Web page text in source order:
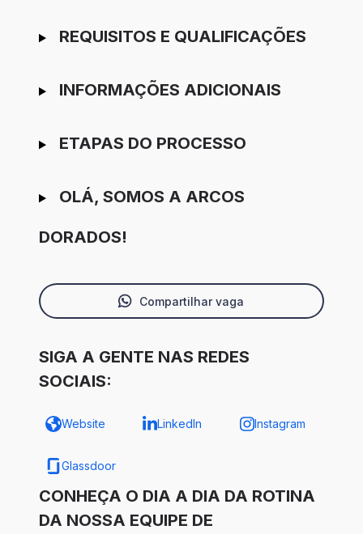
REQUISITOS E QUALIFICAÇÕES
INFORMAÇÕES ADICIONAIS
ETAPAS DO PROCESSO
OLÁ, SOMOS A ARCOS
DORADOS!
Compartilhar vaga
SIGA A GENTE NAS REDES
SOCIAIS:
Website LinkedIn Instagram
Glassdoor
CONHEÇA O DIA A DIA DA ROTINA
DA NOSSA EQUIPE DE